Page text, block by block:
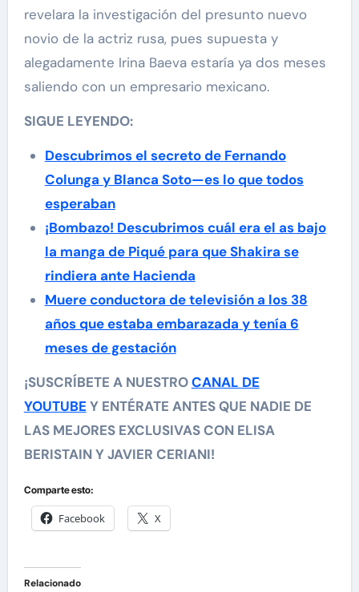
revelara la investigación del presunto nuevo
novio de la actriz rusa, pues supuesta y
alegadamente Irina Baeva estaría ya dos meses
saliendo con un empresario mexicano.
SIGUE LEYENDO:
Descubrimos el secreto de Fernando
Colunga y Blanca Soto—es lo que todos
esperaban
¡Bombazo! Descubrimos cuál era el as bajo
la manga de Piqué para que Shakira se
rindiera ante Hacienda
Muere conductora de televisión a los 38
años que estaba embarazada y tenía 6
meses de gestación
¡SUSCRÍBETE A NUESTROCANAL DE
YOUTUBE Y ENTÉRATE ANTES QUE NADIE DE
LAS MEJORES EXCLUSIVAS CON ELISA
BERISTAIN Y JAVIER CERIANI!
Comparte esto:
Facebook X
Relacionado